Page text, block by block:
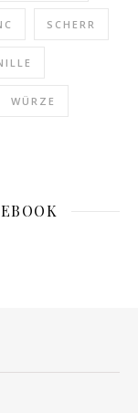
SCHERR
WÜRZE